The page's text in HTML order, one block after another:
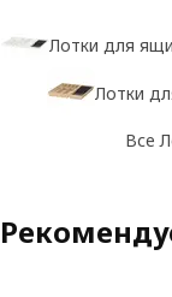
Лотки для
Лотки
Все